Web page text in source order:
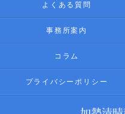
よくある質問
事務所案内
コラム
プライバシーポリシー